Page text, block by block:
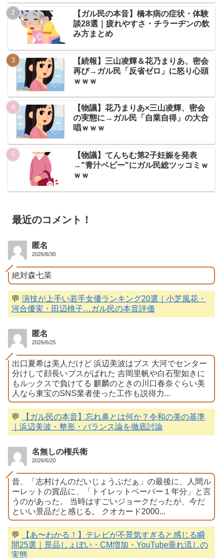
【ガル民の本音】橋本病の症状・体験
談28選｜疲れやすさ・チラーヂンの飲
み方まとめ
【続報】三山凌輝＆花乃まりあ、密会
再び→ガル民「反省ゼロ」に怒り心頭
ｗｗｗ
【物議】花乃まりあ×三山凌輝、密会
の実態に→ガル民「自業自得」の大合
唱ｗｗｗ
【物議】てんちむ第2子妊娠を発表
→"青汁ベビー"にガル民総ツッコミｗ
ｗｗ
最近のコメント！
匿名
2026/6/30
絶対森七菜
💬 演技が上手い若手女優ランキング20選｜小芝風花・
河合優実・田辺桃子…ガル民の本音評価
匿名
2026/6/25
出口夏希は美人だけど 浜辺美波はブス 大河でセンター
分けして顔長いブスがばれた 吉岡里帆や白石聖如きに
もルックスで負けてる 麒麟のときの川口春奈ぐらい美
人なら東宝のSNS業者使った工作も説得力...
💬
【ガル民の本音】忘れ鼻とは何か？令和の美の基準
｜浜辺美波・整形・バランス論を徹底討論
名無しの権兵衛
2026/6/20
昔、「志村けんのだいじょうぶだぁ」の最後に、人間ル
ーレットの賞品に、「トイレットペーパー１年分」と言
うのがあった。 当時はすごいジョークだったが、今だ
といい景品だと感じる。 クオカード2000...
💬
【あ〜わかる！】テレビが不景気すぎると感じる瞬
間25選｜景品しょぼい・CM増加・YouTube垂れ流しの
実態